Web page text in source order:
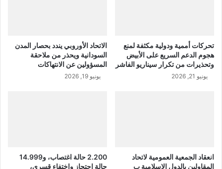
تحركات أممية ودولية مكثفة لمنع
هجوم الدعم السريع على الأبيض
وتحذيرات من تكرار سيناريو الفاشر
يونيو 21, 2026
الاتحاد الأوروبي يندد بحصار المدن
السودانية ويحذر من ملاحقة
المسؤولين عن الانتهاكات
يونيو 19, 2026
انعقاد الجمعية العمومية لاتحاد
المقاولين بالدول الإسلامية ب
2.200 حالة اغتصاب، و14.999
حالة احتجاز واختفاء قسري،